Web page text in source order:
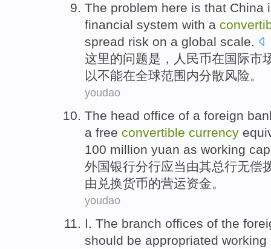
The problem here is that China
financial system with a
spread risk on a global scale.
这里的问题是 ， 人民币在国际市
以不能在全球范围内分散风险。
youdao
The head office of a foreign
a free convertible currency
100 million yuan as working
外国银行分行应当由其总行无偿
由 兑换货币的营运资金。
youdao
I. The branch offices of the
should be appropriated working